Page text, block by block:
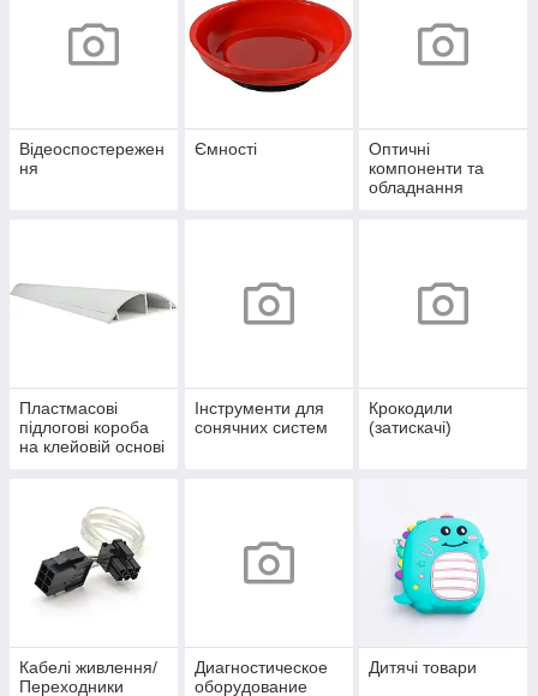
Відеоспостережен
ня
Ємності
Оптичні
компоненти та
обладнання
Пластмасові
підлогові короба
на клейовій основі
Інструменти для
сонячних систем
Крокодили
(затискачі)
Кабелі живлення/
Переходники
Диагностическое
оборудование
Дитячі товари